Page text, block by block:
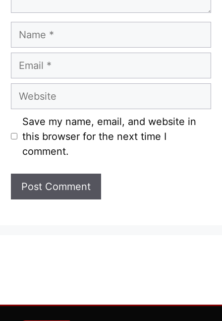
Name
Email
Website
Save my name, email, and website in
this browser for the next time I
comment.